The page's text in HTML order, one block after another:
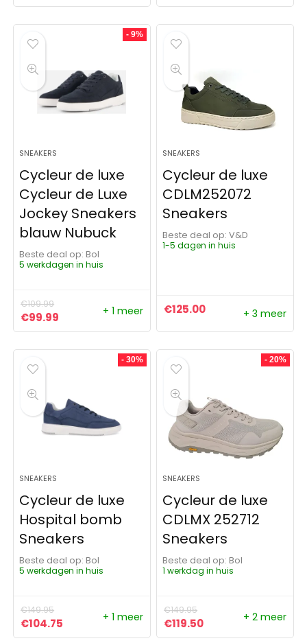
- 9%
SNEAKERS
Cycleur de luxe
Cycleur de Luxe
Jockey Sneakers
blauw Nubuck
Beste deal op:
Bol
5 werkdagen in huis
€109.99
Oorspronkelijke prijs was: €109.99.
€99.99 Huidige prijs is: €99.99.
+ 1 meer
SNEAKERS
Cycleur de luxe
CDLM252072
Sneakers
Beste deal op:
V&D
1-5 dagen in huis
€125.00 + 3 meer
- 30%
SNEAKERS
Cycleur de luxe
Hospital bomb
Sneakers
Beste deal op:
Bol
5 werkdagen in huis
€149.95
Oorspronkelijke prijs was: €149.95.
€104.75 Huidige prijs is: €104.75.
+ 1 meer
- 20%
SNEAKERS
Cycleur de luxe
CDLMX 252712
Sneakers
Beste deal op:
Bol
1 werkdag in huis
€149.95
Oorspronkelijke prijs was:
€119.50Huidige prijs is:
+ 2 meer